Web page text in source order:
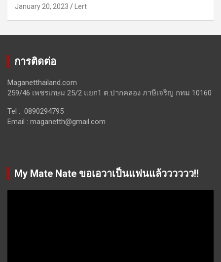
January 20, 2023 Lert
การติดต่อ
Maganetthailand.com
259/46 เพชรเกษม 25/2 แยก1 ต.ปากคลอง ภาษีเจริญ กทม 10160
Tel : 0890294795
Email : maganetth@gmail.com
My Mate Nate ขอเอวาเป็นแฟนแล้วววววว!!